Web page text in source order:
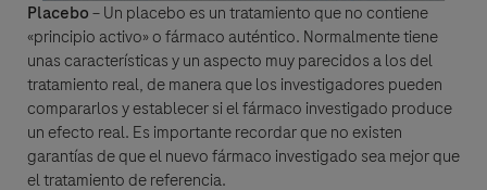
Placebo– Un placebo es un tratamiento que no contiene
«principio activo» o fármaco auténtico. Normalmente tiene
unas características y un aspecto muy parecidos a los del
tratamiento real, de manera que los investigadores pueden
compararlos y establecer si el fármaco investigado produce
un efecto real. Es importante recordar que no existen
garantías de que el nuevo fármaco investigado sea mejor que
el tratamiento de referencia.
Genentech, a
member of the Roche Group